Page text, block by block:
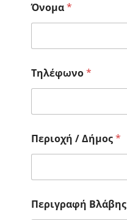
Όνομα*
Τηλέφωνο*
ε
ρ
γ
α
φ
Περιοχή / Δήμος*
Περιγραφή Βλάβης